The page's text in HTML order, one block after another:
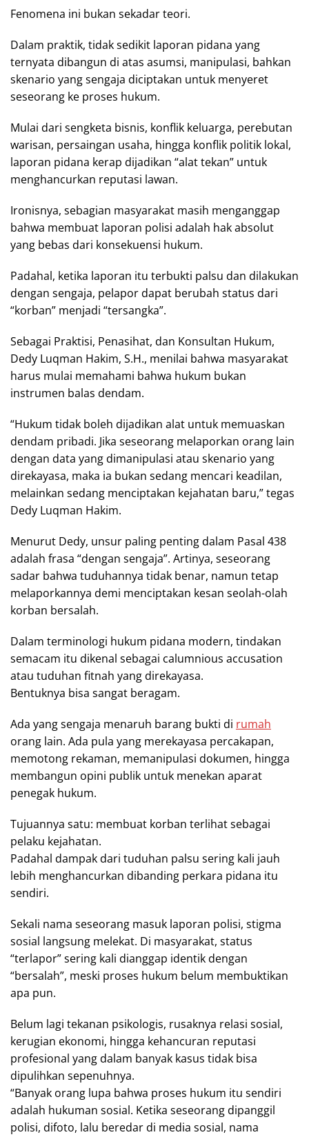
Fenomena ini bukan sekadar teori.
Dalam praktik, tidak sedikit laporan pidana yang
ternyata dibangun di atas asumsi, manipulasi, bahkan
skenario yang sengaja diciptakan untuk menyeret
seseorang ke proses hukum.
Mulai dari sengketa bisnis, konflik keluarga, perebutan
warisan, persaingan usaha, hingga konflik politik lokal,
laporan pidana kerap dijadikan “alat tekan” untuk
menghancurkan reputasi lawan.
Ironisnya, sebagian masyarakat masih menganggap
bahwa membuat laporan polisi adalah hak absolut
yang bebas dari konsekuensi hukum.
Padahal, ketika laporan itu terbukti palsu dan dilakukan
dengan sengaja, pelapor dapat berubah status dari
“korban” menjadi “tersangka”.
Sebagai Praktisi, Penasihat, dan Konsultan Hukum,
Dedy Luqman Hakim, S.H., menilai bahwa masyarakat
harus mulai memahami bahwa hukum bukan
instrumen balas dendam.
“Hukum tidak boleh dijadikan alat untuk memuaskan
dendam pribadi. Jika seseorang melaporkan orang lain
dengan data yang dimanipulasi atau skenario yang
direkayasa, maka ia bukan sedang mencari keadilan,
melainkan sedang menciptakan kejahatan baru,” tegas
Dedy Luqman Hakim.
Menurut Dedy, unsur paling penting dalam Pasal 438
adalah frasa “dengan sengaja”. Artinya, seseorang
sadar bahwa tuduhannya tidak benar, namun tetap
melaporkannya demi menciptakan kesan seolah-olah
korban bersalah.
Dalam terminologi hukum pidana modern, tindakan
semacam itu dikenal sebagai calumnious accusation
atau tuduhan fitnah yang direkayasa.
Bentuknya bisa sangat beragam.
Ada yang sengaja menaruh barang bukti di rumah
orang lain. Ada pula yang merekayasa percakapan,
memotong rekaman, memanipulasi dokumen, hingga
membangun opini publik untuk menekan aparat
penegak hukum.
Tujuannya satu: membuat korban terlihat sebagai
pelaku kejahatan.
Padahal dampak dari tuduhan palsu sering kali jauh
lebih menghancurkan dibanding perkara pidana itu
sendiri.
Sekali nama seseorang masuk laporan polisi, stigma
sosial langsung melekat. Di masyarakat, status
“terlapor” sering kali dianggap identik dengan
“bersalah”, meski proses hukum belum membuktikan
apa pun.
Belum lagi tekanan psikologis, rusaknya relasi sosial,
kerugian ekonomi, hingga kehancuran reputasi
profesional yang dalam banyak kasus tidak bisa
dipulihkan sepenuhnya.
“Banyak orang lupa bahwa proses hukum itu sendiri
adalah hukuman sosial. Ketika seseorang dipanggil
polisi, difoto, lalu beredar di media sosial, nama